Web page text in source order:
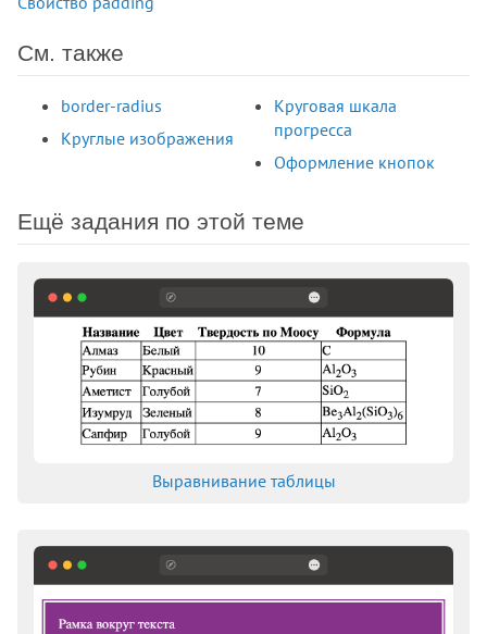
См. также
border-radius
Круглые изображения
Круговая шкала
прогресса
Оформление кнопок
Ещё задания по этой теме
Выравнивание таблицы